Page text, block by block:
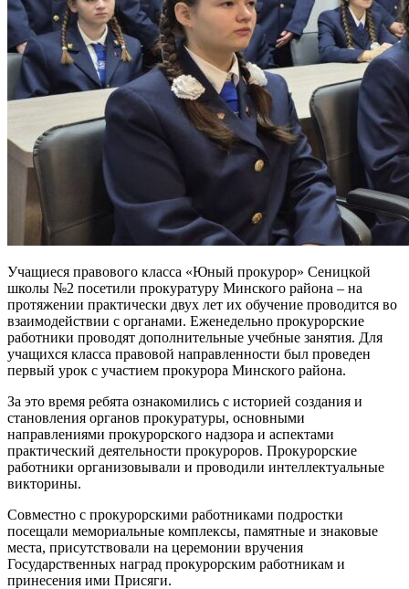
Учащиеся правового класса «Юный прокурор» Сеницкой
школы №2 посетили прокуратуру Минского района – на
протяжении практически двух лет их обучение проводится во
взаимодействии с органами. Еженедельно прокурорские
работники проводят дополнительные учебные занятия. Для
учащихся класса правовой направленности был проведен
первый урок с участием прокурора Минского района.
За это время ребята ознакомились с историей создания и
становления органов прокуратуры, основными
направлениями прокурорского надзора и аспектами
практический деятельности прокуроров. Прокурорские
работники организовывали и проводили интеллектуальные
викторины.
Совместно с прокурорскими работниками подростки
посещали мемориальные комплексы, памятные и знаковые
места, присутствовали на церемонии вручения
Государственных наград прокурорским работникам и
принесения ими Присяги.